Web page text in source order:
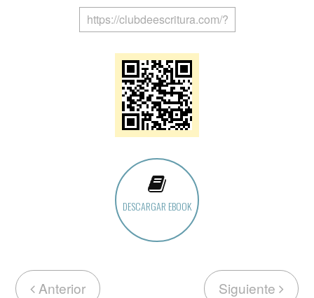
DESCARGAR EBOOK
Anterior Siguiente